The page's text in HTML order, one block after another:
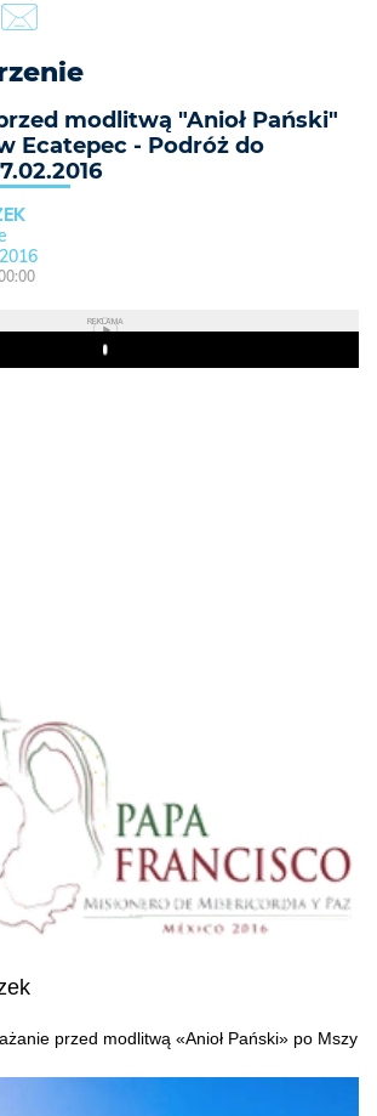
modlitwą "Anioł Pański"
Ecatepec - Podróż do
REKLAMA
Play
przed modlitwą «Anioł Pański» po Mszy